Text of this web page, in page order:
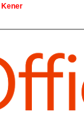
Kener